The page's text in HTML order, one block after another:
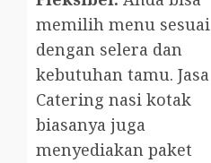
memilih menu sesuai
dengan selera dan
kebutuhan tamu. Jasa
Catering nasi kotak
biasanya juga
menyediakan paket